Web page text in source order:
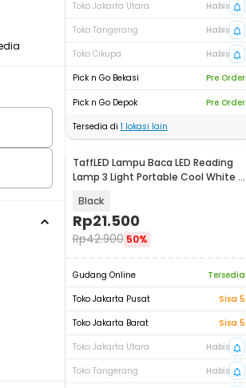
Toko Jakarta Utara
Habis
Toko Tangerang
Habis
Toko Cikupa
Habis
Pick n Go Bekasi
Pre Order
Pick n Go Depok
Pre Order
Tersedia di 1 lokasi lain
TaffLED Lampu Baca LED Reading
Lamp 3 Light Portable Cool White -
Black
Rp21.500
Rp42.900 50%
Gudang Online
Tersedia
Toko Jakarta Pusat
Sisa 5
Toko Jakarta Barat
Sisa 5
Toko Jakarta Utara
Habis
Toko Tangerang
Habis